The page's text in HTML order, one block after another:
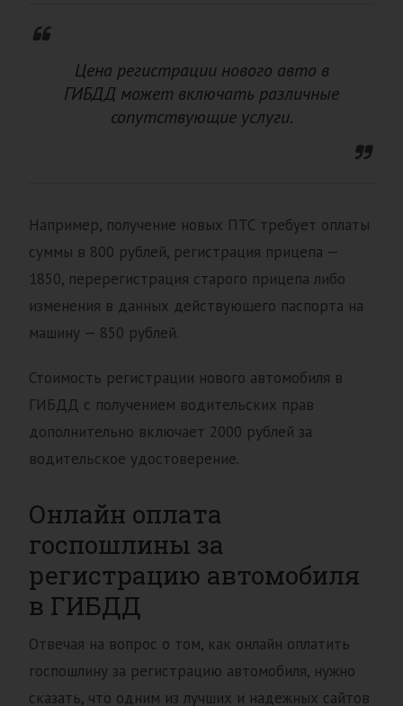
Цена регистрации нового авто в
ГИБДД может включать различные
сопутствующие услуги.
Например, получение новых ПТС требует оплаты
суммы в 800 рублей, регистрация прицепа —
1850, перерегистрация старого прицепа либо
изменения в данных действующего паспорта на
машину — 850 рублей.
Стоимость регистрации нового автомобиля в
ГИБДД с получением водительских прав
дополнительно включает 2000 рублей за
водительское удостоверение.
Онлайн оплата
госпошлины за
регистрацию автомобиля
в ГИБДД
Отвечая на вопрос о том, как онлайн оплатить
госпошлину за регистрацию автомобиля, нужно
сказать, что одним из лучших и надежных сайтов